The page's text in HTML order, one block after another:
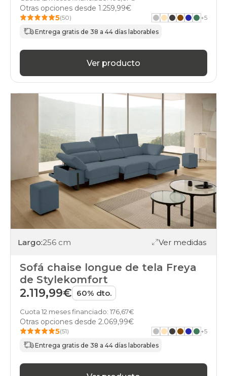
Otras opciones desde 1.259,99€
5(50) +5
Entrega gratis de 38 a 44 días laborables
Ver producto
Largo:256 cm Ver medidas
Sofá chaise longue de tela Freya
de Stylekomfort
2.119,99€ 60% dto.
Cuota 12 meses financiado: 176,67€
Otras opciones desde 2.069,99€
5(51) +5
Entrega gratis de 38 a 44 días laborables